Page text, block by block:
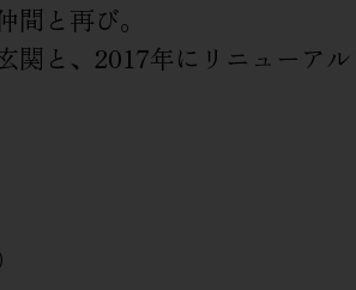
と再び。
関と、2017年にリニューア